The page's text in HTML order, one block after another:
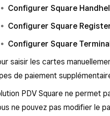
Configurer Square
Configurer Square
Configurer Square
saisir les cartes
de paiement
PDV Square ne permet
ne pouvez pas modifier le